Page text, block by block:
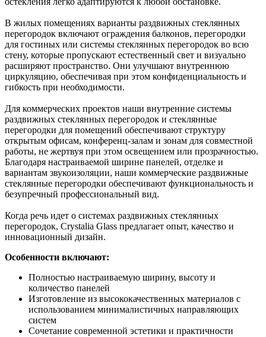
В жилых помещениях варианты раздвижных стеклянных
перегородок включают ограждения балконов, перегородки
для гостиных или системы стеклянных перегородок во всю
стену, которые пропускают естественный свет и визуально
расширяют пространство. Они улучшают внутреннюю
циркуляцию, обеспечивая при этом конфиденциальность и
гибкость при необходимости.
Для коммерческих проектов наши внутренние системы
раздвижных стеклянных перегородок и стеклянные
перегородки для помещений обеспечивают структуру
открытым офисам, конференц-залам и зонам для совместной
работы, не жертвуя при этом освещением или прозрачностью.
Благодаря настраиваемой ширине панелей, отделке и
вариантам звукоизоляции, наши коммерческие раздвижные
стеклянные перегородки обеспечивают функциональность и
безупречный профессиональный вид.
Когда речь идет о системах раздвижных стеклянных
перегородок, Crystalia Glass предлагает опыт, качество и
инновационный дизайн.
Особенности включают:
Полностью настраиваемую ширину, высоту и
количество панелей
Изготовление ​​из высококачественных материалов с
использованием минималистичных направляющих
систем
Сочетание современной эстетики и практичности